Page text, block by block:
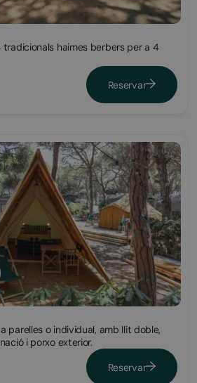
tradicionals haimes berbers per a 4
Reservar
parelles o individual, amb llit doble,
i porxo exterior.
Reservar